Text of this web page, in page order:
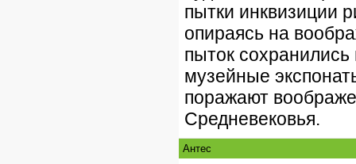
пытки инквизиции
опираясь на
пыток
музейные
поражают
Средневековья.
Антес